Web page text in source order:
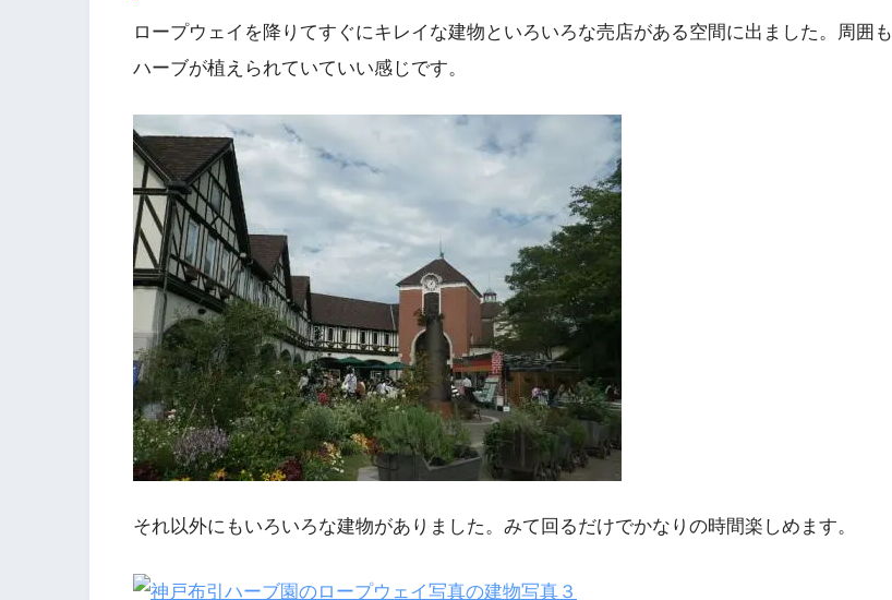
ロープウェイを降りてすぐにキレイな建物といろいろな売店がある空間に出ました。周囲も
ハーブが植えられていていい感じです。
それ以外にもいろいろな建物がありました。みて回るだけでかなりの時間楽しめます。